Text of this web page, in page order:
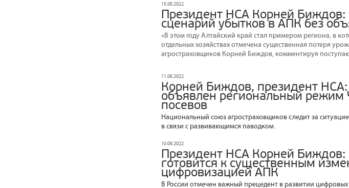
15.08.2022
Президент НСА Корней Биждов:
сценарий убытков в АПК без
«В этом году Алтайский край стал примером региона, в
отдельных хозяйствах отмечена существенная потеря
агростраховщиков Корней Биждов, комментируя
11.08.2022
Корней Биждов, президент НСА:
объявлен региональный режим
посевов
Национальный союз агростраховщиков следит за
в связи с развивающимся паводком.
10.08.2022
Президент НСА Корней Биждов:
готовится к существенным
цифровизацией АПК
В России отмечен важный прецедент в развитии